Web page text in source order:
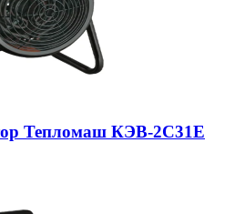
Тепломаш КЭВ-2С31Е